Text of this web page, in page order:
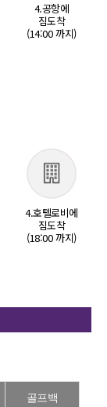
4.공항에
짐도착
(14:00 까지)
4.호텔로비에
짐도착
(18:00 까지)
골프백